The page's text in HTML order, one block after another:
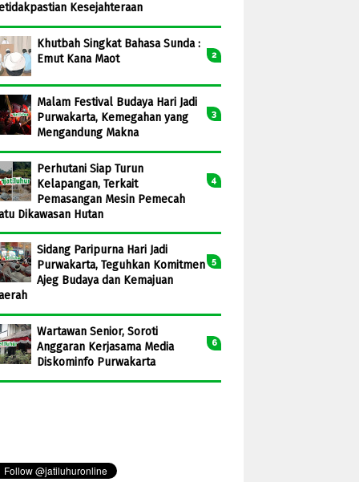
Kesejahteraan
Khutbah Singkat Bahasa Sunda :
Emut Kana Maot
Malam Festival Budaya Hari Jadi
Purwakarta, Kemegahan yang
Mengandung Makna
Perhutani Siap Turun
Kelapangan, Terkait
Pemasangan Mesin Pemecah
Dikawasan Hutan
Sidang Paripurna Hari Jadi
Purwakarta, Teguhkan Komitmen
Ajeg Budaya dan Kemajuan
Wartawan Senior, Soroti
Anggaran Kerjasama Media
Diskominfo Purwakarta